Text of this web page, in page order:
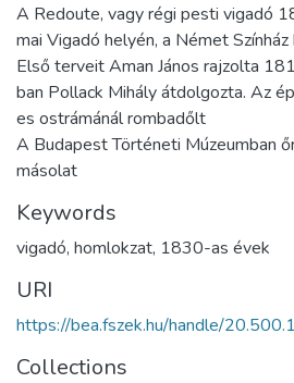
A Redoute, vagy régi pesti vigadó
mai Vigadó helyén, a Német
Első terveit Aman János rajzolta
ban Pollack Mihály átdolgozta. Az
es ostrámánál rombadőlt
A Budapest Történeti Múzeumban
másolat
Keywords
vigadó, homlokzat, 1830-as évek
URI
https://bea.fszek.hu/handle/
Collections